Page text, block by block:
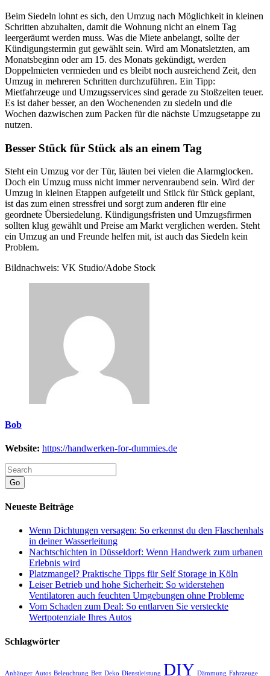
Beim Siedeln lohnt es sich, den Umzug nach Möglichkeit in kleinen
Schritten abzuhalten, damit die Wohnung nicht an einem Tag
leergeräumt werden muss. Was die Miete anbelangt, sollte der
Kündigungstermin gut gewählt sein. Wird am Monatsletzten, am
Monatsbeginn oder am 15. des Monats gekündigt, werden
Doppelmieten vermieden und es bleibt noch ausreichend Zeit, den
Umzug in mehreren Schritten durchzuführen. Ein Tipp:
Mietfahrzeuge und Umzugsservices sind gerade zu Stoßzeiten teuer.
Es ist daher besser, an den Wochenenden zu siedeln und die
Wochen dazwischen zum Packen für die nächste Umzugsetappe zu
nutzen.
Besser Stück für Stück als an einem Tag
Steht ein Umzug vor der Tür, läuten bei vielen die Alarmglocken.
Doch ein Umzug muss nicht immer nervenraubend sein. Wird der
Umzug in kleinen Etappen aufgeteilt und Stück für Stück geplant,
ist das zum einen stressfrei und sorgt zum anderen für eine
geordnete Übersiedelung. Kündigungsfristen und Umzugsfirmen
sollten klug gewählt und Preise am Markt verglichen werden. Steht
ein Umzug an und Freunde helfen mit, ist auch das Siedeln kein
Problem.
Bildnachweis: VK Studio/Adobe Stock
Bob
Website: https://handwerken-for-dummies.de
Go
Neueste Beiträge
Wenn Dichtungen versagen: So erkennst du den Flaschenhals
in deiner Wasserleitung
Nachtschichten in Düsseldorf: Wenn Handwerk zum urbanen
Erlebnis wird
Platzmangel? Praktische Tipps für Self Storage in Köln
Leiser Betrieb und hohe Sicherheit: So widerstehen
Ventilatoren auch feuchten Umgebungen ohne Probleme
Vom Schaden zum Deal: So entlarven Sie versteckte
Wertpotenziale Ihres Autos
Schlagwörter
Anhänger Autos Beleuchtung Bett Deko Dienstleistung DIY Dämmung Fahrzeuge